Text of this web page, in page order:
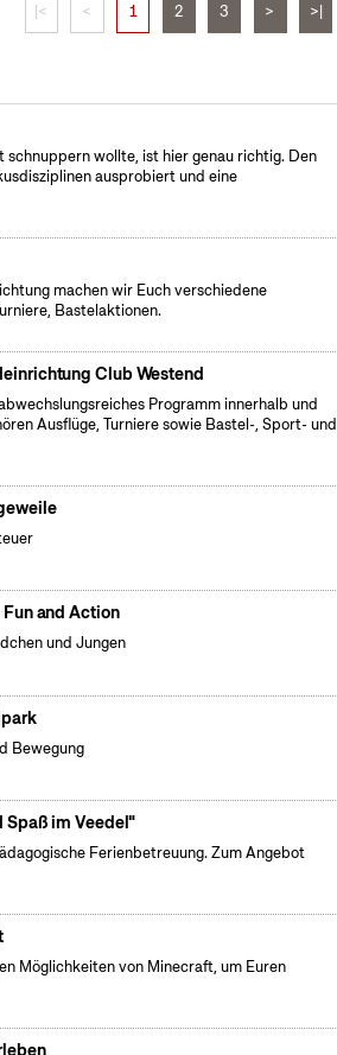
|< < 1 2 3 > >|
wollte, ist hier genau richtig. Den
ausprobiert und eine
machen wir Euch verschiedene
Bastelaktionen.
Club Westend
Programm innerhalb und
Ausflüge, Turniere sowie Bastel-, Sport- und
and Action
und Jungen
Bewegung
im Veedel"
Ferienbetreuung. Zum Angebot
Möglichkeiten von Minecraft, um Euren